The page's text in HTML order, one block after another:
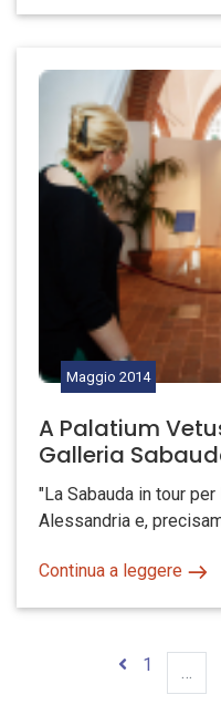
Maggio 2014
A Palatium
Galleria
"La Sabauda in tour
Alessandria e,
Continua a leggere
1